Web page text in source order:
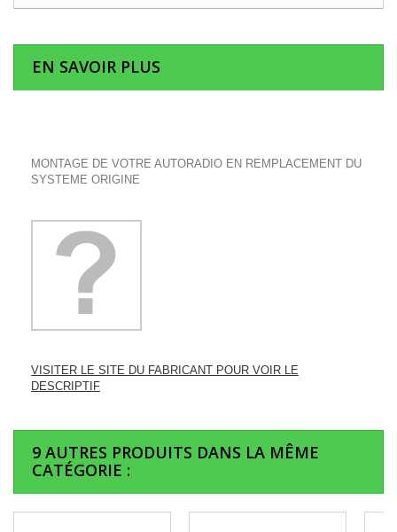
EN SAVOIR PLUS
MONTAGE DE VOTRE AUTORADIO EN REMPLACEMENT DU
SYSTEME ORIGINE
VISITER LE SITE DU FABRICANT POUR VOIR LE
DESCRIPTIF
9 AUTRES PRODUITS DANS LA MÊME
CATÉGORIE :